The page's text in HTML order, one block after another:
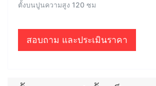
ตั้งบนปูนความสูง 120 ซม
สอบถาม และประเมินราคา